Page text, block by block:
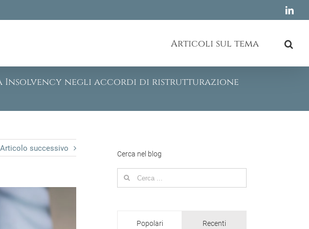
Articoli sul tema
Insolvency negli accordi di ristrutturazione
Articolo successivo
Cerca nel blog
Search
for:
Popolari Recenti